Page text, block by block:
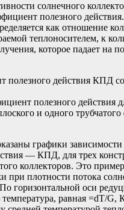
солнечного
полезного
как отношение
теплоносителем, к
которое падает на
полезного действия
и одного
графики
— КПД, для трех
коллекторов. Это
при плотности потока
горизонтальной оси
температура, равная =dT/